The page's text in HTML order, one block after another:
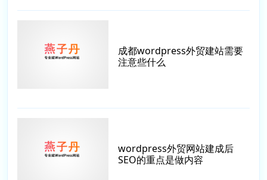
成都wordpress外贸建站需要
注意些什么
wordpress外贸网站建成后
SEO的重点是做内容